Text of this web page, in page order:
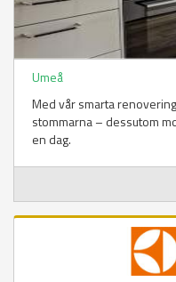
Umeå
Med vår smarta
stommarna – dessutom
en dag.